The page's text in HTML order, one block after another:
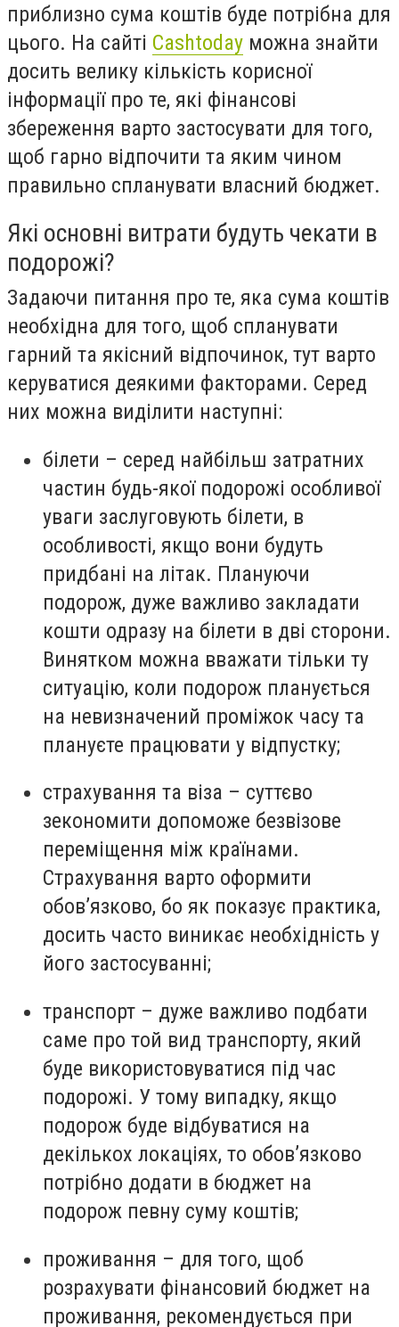
приблизно сума коштів буде потрібна для
цього. На сайті Cashtoday можна знайти
досить велику кількість корисної
інформації про те, які фінансові
збереження варто застосувати для того,
щоб гарно відпочити та яким чином
правильно спланувати власний бюджет.
Які основні витрати будуть чекати в
подорожі?
Задаючи питання про те, яка сума коштів
необхідна для того, щоб спланувати
гарний та якісний відпочинок, тут варто
керуватися деякими факторами. Серед
них можна виділити наступні:
білети – серед найбільш затратних
частин будь-якої подорожі особливої
уваги заслуговують білети, в
особливості, якщо вони будуть
придбані на літак. Плануючи
подорож, дуже важливо закладати
кошти одразу на білети в дві сторони.
Винятком можна вважати тільки ту
ситуацію, коли подорож планується
на невизначений проміжок часу та
плануєте працювати у відпустку;
страхування та віза – суттєво
зекономити допоможе безвізове
переміщення між країнами.
Страхування варто оформити
обов’язково, бо як показує практика,
досить часто виникає необхідність у
його застосуванні;
транспорт – дуже важливо подбати
саме про той вид транспорту, який
буде використовуватися під час
подорожі. У тому випадку, якщо
подорож буде відбуватися на
декількох локаціях, то обов’язково
потрібно додати в бюджет на
подорож певну суму коштів;
проживання – для того, щоб
розрахувати фінансовий бюджет на
проживання, рекомендується при